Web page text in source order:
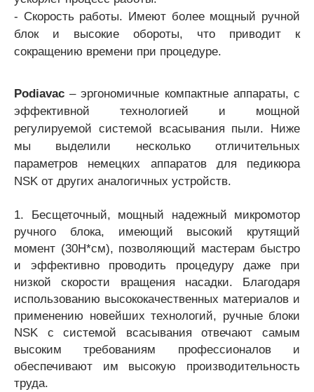
- Скорость работы. Имеют более мощный ручной
блок и высокие обороты, что приводит к
сокращению времени при процедуре.
Podiavac– эргономичные компактные аппараты, с
эффективной технологией и мощной
регулируемой системой всасывания пыли. Ниже
мы выделили несколько отличительных
параметров немецких аппаратов для педикюра
NSK от других аналогичных устройств.
1. Бесщеточный, мощный надежный микромотор
ручного блока, имеющий высокий крутящий
момент (30H*см), позволяющий мастерам быстро
и эффективно проводить процедуру даже при
низкой скорости вращения насадки. Благодаря
использованию высококачественных материалов и
применению новейших технологий, ручные блоки
NSK с системой всасывания отвечают самым
высоким требованиям профессионалов и
обеспечивают им высокую производительность
труда.